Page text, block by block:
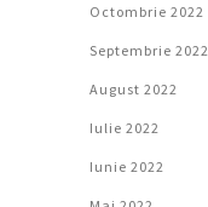
Octombrie 2022
Septembrie 2022
August 2022
Iulie 2022
Iunie 2022